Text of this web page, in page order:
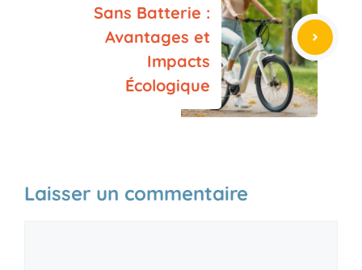
Sans Batterie :
Avantages et
Impacts
Écologique
Laisser un commentaire